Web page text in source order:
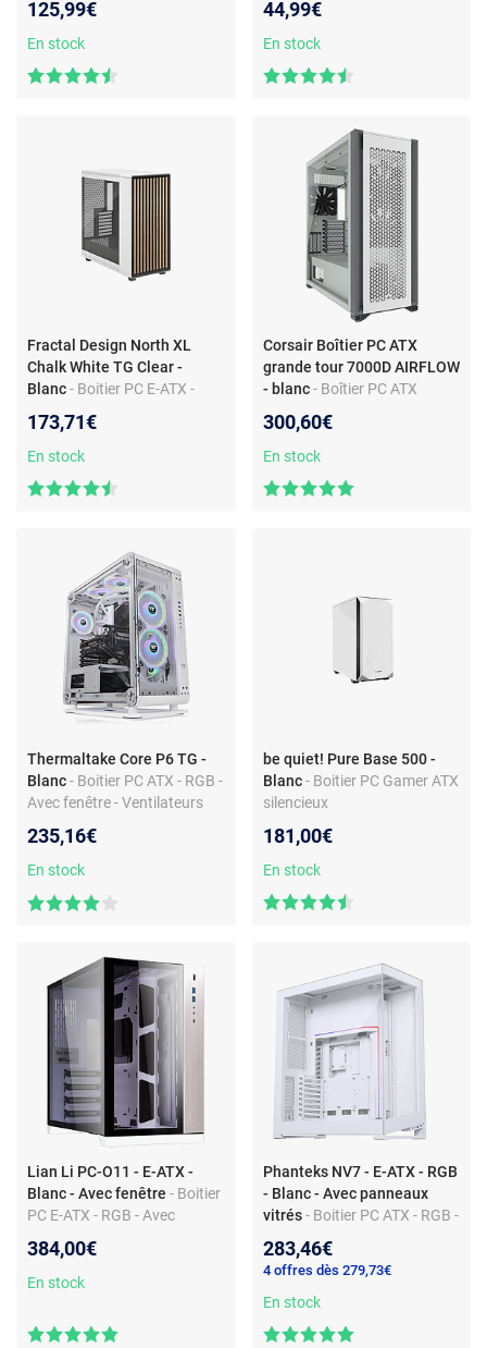
avec RGB
125,99€
En stock
44,99€
En stock
Fractal Design North XL
Chalk White TG Clear -
Blanc- Boitier PC E-ATX -
bois - 1x USB Type C - 2x USB
Type A - 3 ventilateurs PWM
équipé
173,71€
En stock
Corsair Boîtier PC ATX
grande tour 7000D AIRFLOW
- blanc - Boîtier PC ATX
- Compatible radiateur
watercooling jusqu'à 480
300,60€
En stock
Thermaltake Core P6 TG -
Blanc- Boitier PC ATX - RGB -
Avec fenêtre - Ventilateurs
alimentation
235,16€
En stock
be quiet! Pure Base 500 -
Blanc - Boitier PC Gamer ATX
silencieux
181,00€
En stock
Lian Li PC-O11 - E-ATX -
Blanc - Avec fenêtre - Boitier
PC E-ATX - RGB - Avec
384,00€
En stock
Phanteks NV7 - E-ATX - RGB
- Blanc - Avec panneaux
vitrés - Boitier PC ATX - RGB -
Ventilateurs non inclus -
Sans alimentation
283,46€
4 offres dès 279,73€
En stock